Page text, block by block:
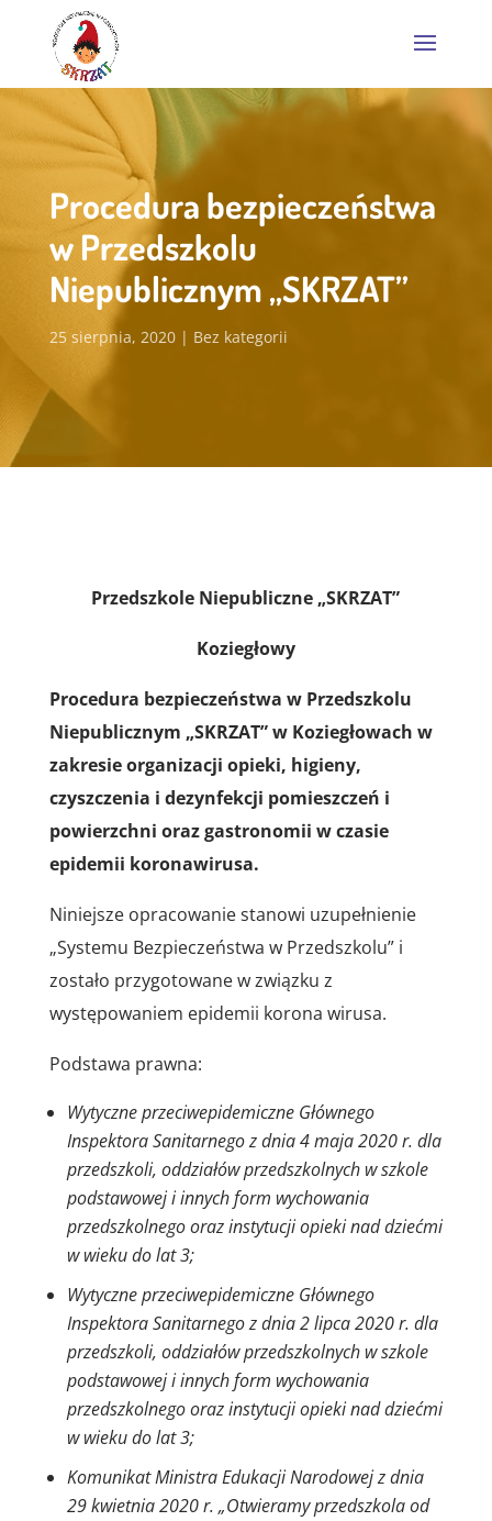
Procedura bezpieczeństwa
w Przedszkolu
Niepublicznym „SKRZAT”
25 sierpnia, 2020 Bez kategorii
Przedszkole Niepubliczne „SKRZAT”
Koziegłowy
Procedura bezpieczeństwa w Przedszkolu
Niepublicznym „SKRZAT” w Koziegłowach w
zakresie organizacji opieki, higieny,
czyszczenia i dezynfekcji pomieszczeń i
powierzchni oraz gastronomii w czasie
epidemii koronawirusa.
Niniejsze opracowanie stanowi uzupełnienie
„Systemu Bezpieczeństwa w Przedszkolu” i
zostało przygotowane w związku z
występowaniem epidemii korona wirusa.
Podstawa prawna:
Wytyczne przeciwepidemiczne Głównego
Inspektora Sanitarnego z dnia 4 maja 2020 r. dla
przedszkoli, oddziałów przedszkolnych w szkole
podstawowej i innych form wychowania
przedszkolnego oraz instytucji opieki nad dziećmi
w wieku do lat 3;
Wytyczne przeciwepidemiczne Głównego
Inspektora Sanitarnego z dnia 2 lipca 2020 r. dla
przedszkoli, oddziałów przedszkolnych w szkole
podstawowej i innych form wychowania
przedszkolnego oraz instytucji opieki nad dziećmi
w wieku do lat 3;
Komunikat Ministra Edukacji Narodowej z dnia
29 kwietnia 2020 r. „Otwieramy przedszkola od